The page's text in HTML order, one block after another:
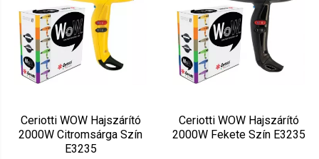
Ceriotti WOW Hajszárító
2000W Citromsárga Szín
E3235
Ceriotti WOW Hajszárító
2000W Fekete Szín E3235